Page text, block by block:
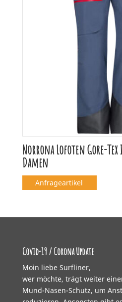
Norrona Lofoten Gore-
Damen
Anfrageartikel
Covid-19 / Corona Update
Moin liebe Surfliner,
wer möchte, trägt weiter
Mund-Nasen-Schutz, um